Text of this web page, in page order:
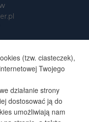
I S-KA
(tzw. ciasteczek),
Twojego
działanie strony
dostosować ją do
umożliwiają nam